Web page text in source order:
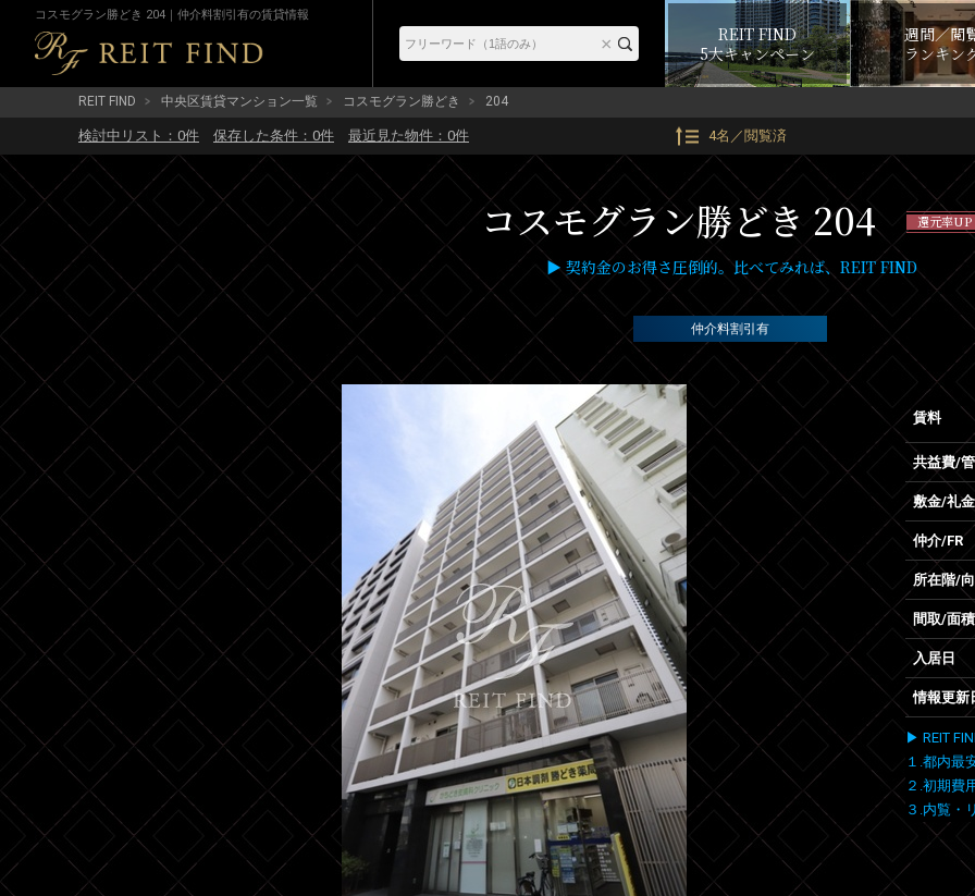
コスモグラン勝どき 204｜仲介料割引有の賃貸情報
REIT FIND
5大キャンペーン
週間／閲
ランキン
REIT FIND 中央区賃貸マンション一覧 コスモグラン勝どき 204
検討中リスト： 0件 保存した条件： 0件 最近見た物件： 0件 4名／閲覧済
コスモグラン勝どき 204 還元率UP
▶ 契約金のお得さ圧倒的。比べてみれば、REIT FIND
仲介料割引有
賃料
共益費/
敷金/礼金
仲介/FR
所在階/
間取/面積
入居日
情報更新
▶ REIT
１.都内最
２.初期費
３.内覧・